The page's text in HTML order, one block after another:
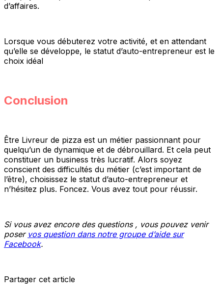
d’affaires.
Lorsque vous débuterez votre activité, et en attendant
qu’elle se développe, le statut d’auto-entrepreneur est le
choix idéal
Conclusion
Être Livreur de pizza est un métier passionnant pour
quelqu’un de dynamique et de débrouillard. Et cela peut
constituer un business très lucratif. Alors soyez
conscient des difficultés du métier (c’est important de
l’être), choisissez le statut d’auto-entrepreneur et
n’hésitez plus. Foncez. Vous avez tout pour réussir.
Si vous avez encore des questions , vous pouvez venir
poser vos question dans notre groupe d’aide sur
Facebook.
Partager cet article